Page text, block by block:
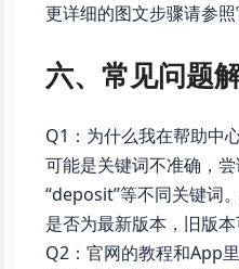
更详细的图文步骤请参照
六、常见问题
Q1：为什么我在帮助中
可能是关键词不准确，尝
“deposit”等不同关键词
是否为最新版本，旧版本
Q2：官网的教程和App